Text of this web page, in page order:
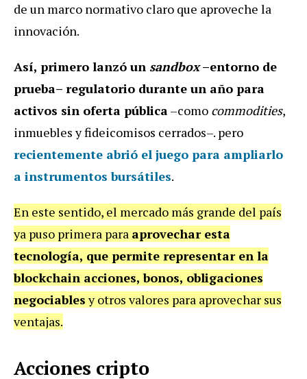
de un marco normativo claro que aproveche la
innovación.
Así, primero lanzó un sandbox–entorno de
prueba– regulatorio durante un año para
activos sin oferta pública–como commodities,
inmuebles y fideicomisos cerrados–. pero
recientemente abrió el juego para ampliarlo
a instrumentos bursátiles.
En este sentido, el mercado más grande del país
ya puso primera para aprovechar esta
tecnología, que permite representar en la
blockchain acciones, bonos, obligaciones
negociablesy otros valores para aprovechar sus
ventajas.
Acciones cripto